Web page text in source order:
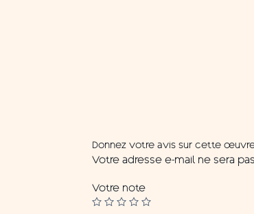
Donnez votre avis sur cette
Votre adresse e-mail ne sera
Votre note